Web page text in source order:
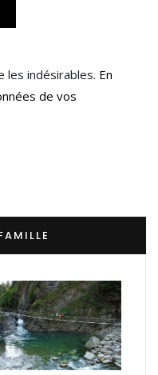
les indésirables. En
de vos